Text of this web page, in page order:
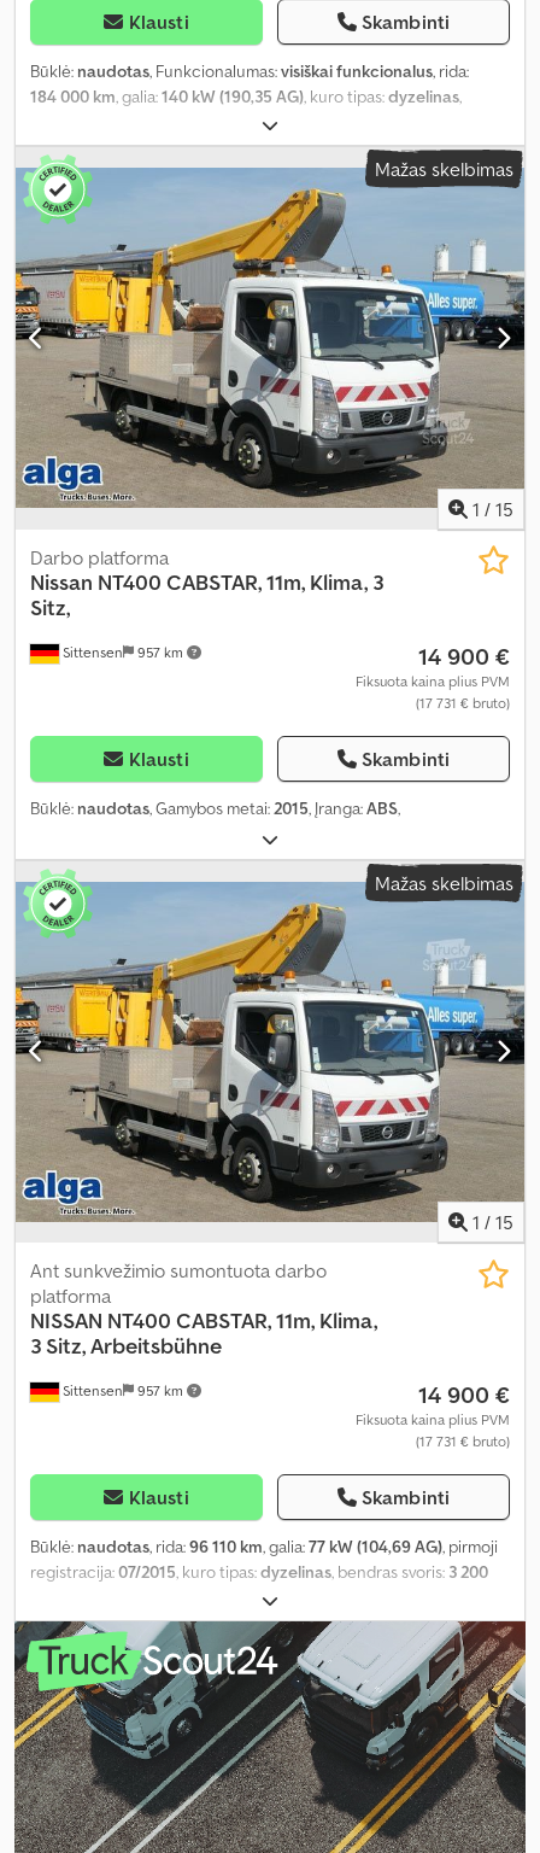
Klausti Skambinti
Būklė: naudotas, Funkcionalumas:visiškai funkcionalus, rida:
184 000 km, galia:140 kW (190,35 AG), kuro tipas:dyzelinas,
, ašių konfigūracija:
2 065 kg, tuščias svoris:2 065 kg, pirmoji registracija:06/2018, kita
apžiūra (TÜV):12/2026, emisijos klasė:Euro 6, spalva:ruda, pakaba:
kitas, padangos dydis: , sėdimų vietų skaičius:
ankstesnių savininkų skaičius:2, Gamybos metai:
mašinos/transporto priemonės numeris: VSSKCTND23U0098078
Įranga:diferencialo užraktas, navigacijos sistema, oro pagalvė,
sunkvežimio registracija, suodžių filtras, visų sezonų padangos,
visų varančiųjų ratų pavara
Mažas skelbimas
1 / 15
Sittensen 957 km
Darbo platforma
Nissan NT400 CABSTAR, 11m, Klima, 3
Sitz,
14 900 €
Fiksuota kaina plius PVM
(17 731 € bruto)
Klausti Skambinti
Būklė: naudotas, Gamybos metai: 2015, Įranga:ABS,
Mažas skelbimas
1 / 15
Sittensen 957 km
Ant sunkvežimio sumontuota darbo
platforma
NISSAN NT400 CABSTAR, 11m, Klima,
3 Sitz, Arbeitsbühne
14 900 €
Fiksuota kaina plius PVM
(17 731 € bruto)
Klausti Skambinti
Būklė: naudotas, rida:96 110 km, galia:77 kW (104,69 AG), pirmoji
registracija:07/2015, kuro tipas:dyzelinas, bendras svoris: 3 200
mechaninis
sėdimų vietų skaičius:3, bendras ilgis:550 mm, bendras plotis:
1 800 mm, bendras aukštis:2 700 mm , Įranga:
ABS, elektroninė
stabilumo programa (ESP), oro kondicionavimas ,